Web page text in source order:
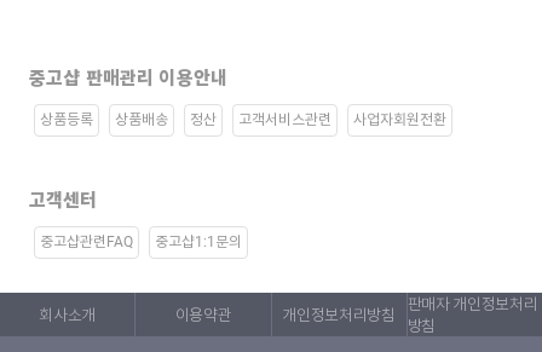
중고샵 판매관리 이용안내
상품등록 상품배송 정산 고객서비스관련 사업자회원전환
고객센터
중고샵관련FAQ 중고샵1:1문의
회사소개 이용약관 개인정보처리방침
판매자 개인정보처리
방침